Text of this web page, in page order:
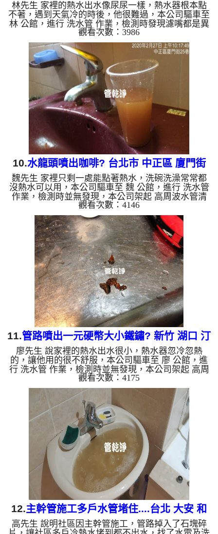
管
林先生 家裡的熱水出水像尿尿一樣，熱水器根本點
不著，遇到天氣冷的時後，他很難過，本公司驅車至
林 公館，進行 洗水管 作業，檢測時發現濾嘴都是異
物，本公司架起 高周波水管清洗機，灌入 檸檬酸
水 至管路裡面，等了約15分，開啟 水管清洗機 ，啟
動 螺旋波 模式，一開始就洗出白色髒水，後來水變
成棕色，還噴出數個大鐵鏽，如下圖片影片，一個多
小時後， 熱水出水量恢復正常，林先生能正常洗澡
洗碗了!! 如是自來水，如水管老化，會產生鐵鏽跟泥
沙堆積，洗出來的水就會是咖啡色，地下水含有氧化
錳，管壁上會結成...
觀看次數：3986
10.水龍頭噴出咖啡? 台北市 中正區 廈門街
清洗水管
魏先生 家裡只剩一處能點著熱水，洗碗洗澡常常都
沒熱水可以用，本公司驅車至 魏 公館，進行 洗水管
作業，檢測時並無發現，本公司架起 高周波水管清
洗機，灌入 檸檬酸水 至管路裡面，等了約15分，開
啟 水管清洗機 ，啟動 螺旋波 模式，一開始就洗出棕
色鐵鏽髒水，還不時噴出異物，越洗就越多，如下圖
片影片，一個多小時後， 熱水量恢復正常，魏先生
有熱水可以用了!! 如是自來水，如水管老化，會產生
鐵鏽跟泥沙堆積，洗出來的水就會是咖啡色，地下水
含有氧化錳，管壁上會結成黑色管垢，洗出來的水會
跟石油一樣黑，...
觀看次數：4146
11.管路噴出一元硬幣大小鐵鏽? 新竹 湖口 汀
洲街 水管清洗
廖先生 說家裡的熱水出水很小，熱水器忽冷忽熱
的，讓他用的很不舒服，本公司驅車至 廖 公館，進
行 洗水管 作業，檢測時並無發現，本公司架起 高周
波水管清洗機，灌入 檸檬酸水 至管路裡面，等了約
15分，開啟 水管清洗機 ，啟動 螺旋波 模式，一開始
洗不出什麼，沒多久就洗出白色髒水，後來水變成微
紅色，最後噴出一塊一元硬幣大小的鐵鏽，如下圖片
影片，一個多小時後， 水量恢復正常，廖先生能正
常洗澡了!! 如是自來水，如水管老化，會產生鐵鏽跟
泥沙堆積，洗出來的水就會是咖啡色，地下水含有氧
化錳，管壁上會結...
觀看次數：4175
12.主幹管施工多戶水管堵住....台北 大安 和
平東路三段 洗水管
高先生 說明社區因主幹管施工，管路掉入了石塊碎